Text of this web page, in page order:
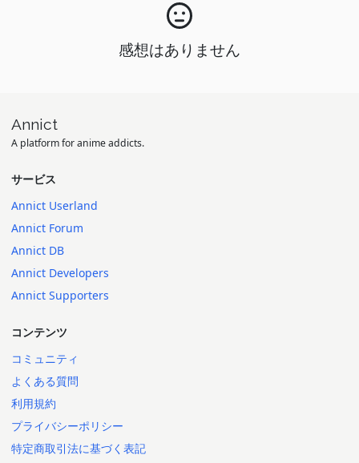
感想はありません
Annict
A platform for anime addicts.
サービス
Annict Userland
Annict Forum
Annict DB
Annict Developers
Annict Supporters
コンテンツ
コミュニティ
よくある質問
利用規約
プライバシーポリシー
特定商取引法に基づく表記